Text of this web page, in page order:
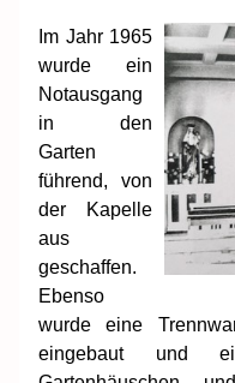
Im Jahr 1965
wurde ein
Notausgang
in den
Garten
führend, von
der Kapelle
aus
geschaffen.
Ebenso
wurde eine
eingebaut und